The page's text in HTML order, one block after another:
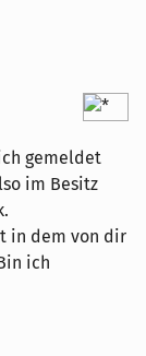
gemeldet
im Besitz
in dem von dir
ich